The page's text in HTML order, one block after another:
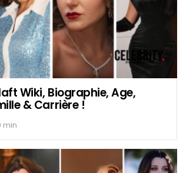
Wiki, Biographie, Age,
& Carrière !
min